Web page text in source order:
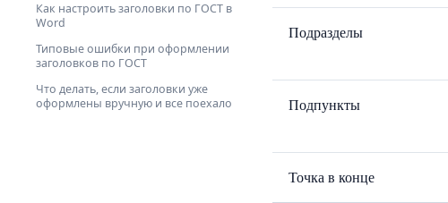
Как настроить заголовки по ГОСТ в
Word
Типовые ошибки при оформлении
заголовков по ГОСТ
Что делать, если заголовки уже
оформлены вручную и все поехало
Подразделы
Подпункты
Точка в конце